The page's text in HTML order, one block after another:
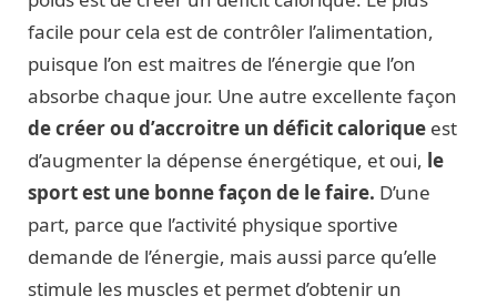
facile pour cela est de contrôler l’alimentation,
puisque l’on est maitres de l’énergie que l’on
absorbe chaque jour. Une autre excellente façon
de créer ou d’accroitre un déficit calorique est
d’augmenter la dépense énergétique, et oui, le
sport est une bonne façon de le faire. D’une
part, parce que l’activité physique sportive
demande de l’énergie, mais aussi parce qu’elle
stimule les muscles et permet d’obtenir un